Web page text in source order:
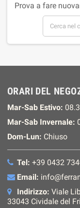
Prova a fare
ORARI DEL
Mar-Sab Estivo:
Mar-Sab Invernale:
Dom-Lun: Chiuso
Tel: +39 0432
Email:
Indirizzo: Viale
33043 Cividale del